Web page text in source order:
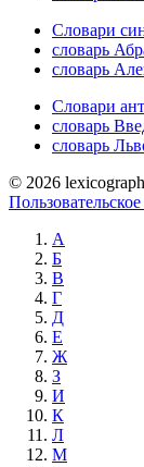
Словари
словарь
словарь
Словари
словарь
словарь
© 2026
А
Б
В
Г
Д
Е
Ж
З
И
К
Л
М